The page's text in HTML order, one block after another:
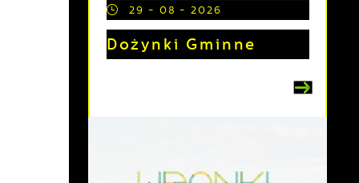
29 - 08 - 2026
Dożynki Gminne